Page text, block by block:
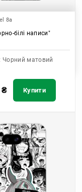
8a
білі написи"
Чорний матовий
₴ Купити